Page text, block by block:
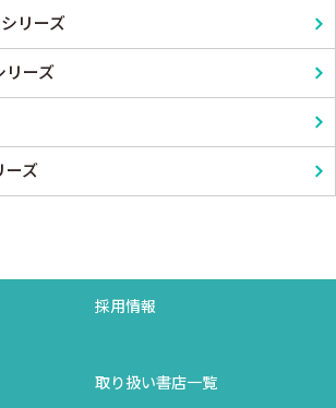
リーズ
リーズ
ーズ
採用情報
取り扱い書店一覧